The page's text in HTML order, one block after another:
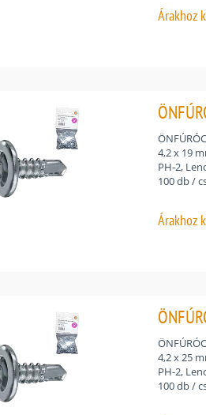
Árakhoz
4,2 x 19
PH-2,
100 db /
Árakhoz
4,2 x 25
PH-2,
100 db /